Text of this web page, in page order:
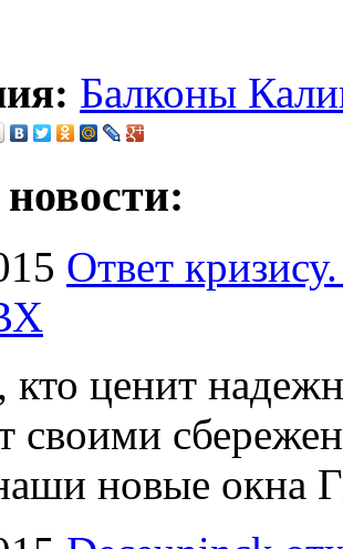
Балконы
Ответ
кто ценит
своими
новые окна